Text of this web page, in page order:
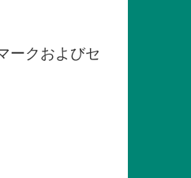
ークおよびセ